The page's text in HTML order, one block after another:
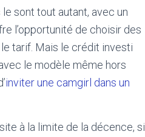
sont tout autant, avec un
l’opportunité de choisir des
le tarif. Mais le crédit investi
le modèle même hors
inviter une camgirl dans un
à la limite de la décence, si